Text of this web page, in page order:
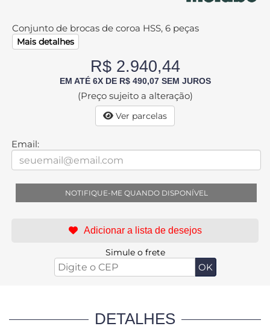
Conjunto de brocas de coroa HSS, 6 peças
Mais detalhes
R$ 2.940,44
EM ATÉ 6X DE R$ 490,07 SEM JUROS
(Preço sujeito a alteração)
Ver parcelas
Email:
NOTIFIQUE-ME QUANDO DISPONÍVEL
Simule o frete
DETALHES